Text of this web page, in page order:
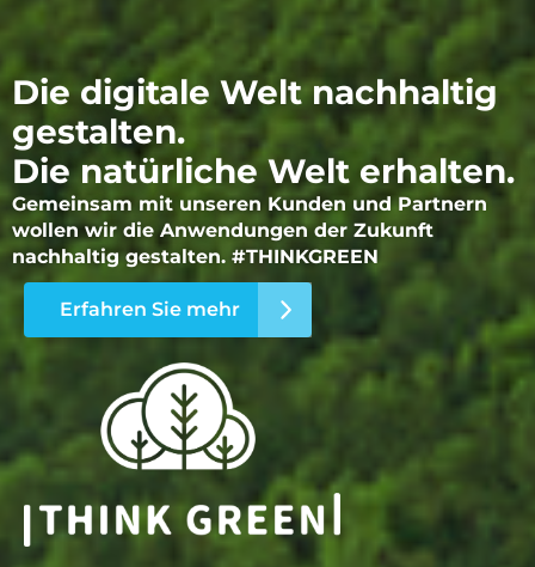
Die digitale Welt nachhaltig
gestalten.
Die natürliche Welt erhalten.
Gemeinsam mit unseren Kunden und Partnern
wollen wir die Anwendungen der Zukunft
nachhaltig gestalten. #THINKGREEN
Erfahren Sie mehr